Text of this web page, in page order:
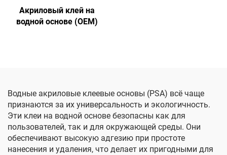
Акриловый клей на
водной основе (OEM)
Водные акриловые клеевые основы (PSA) всё чаще
признаются за их универсальность и экологичность.
Эти клеи на водной основе безопасны как для
пользователей, так и для окружающей среды. Они
обеспечивают высокую адгезию при простоте
нанесения и удаления, что делает их пригодными для